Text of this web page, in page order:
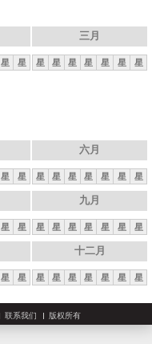
星 星
三月
星 星 星 星 星 星 星
星 星
六月
星 星 星 星 星 星 星
星 星
九月
星 星 星 星 星 星 星
星 星
十二月
星 星 星 星 星 星 星
联系我们 版权所有